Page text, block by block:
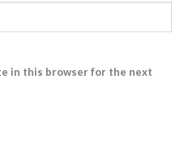
in this browser for the next